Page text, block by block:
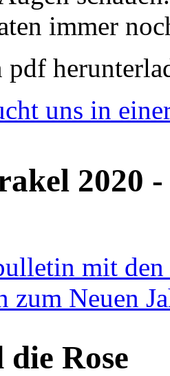
immer
uns in
2020
mit den
zum Neuen
Rose